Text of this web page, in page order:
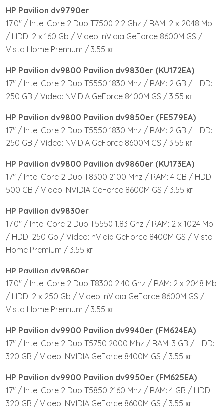
HP Pavilion dv9790er
17.0″ / Intel Core 2 Duo T7500 2.2 Ghz / RAM: 2 x 2048 Mb
/ HDD: 2 x 160 Gb / Video: nVidia GeForce 8600M GS /
Vista Home Premium / 3.55 кг
HP Pavilion dv9800 Pavilion dv9830er (KU172EA)
17″ / Intel Core 2 Duo T5550 1830 Mhz / RAM: 2 GB / HDD:
250 GB / Video: NVIDIA GeForce 8400M GS / 3.55 кг
HP Pavilion dv9800 Pavilion dv9850er (FE579EA)
17″ / Intel Core 2 Duo T5550 1830 Mhz / RAM: 2 GB / HDD:
250 GB / Video: NVIDIA GeForce 8600M GS / 3.55 кг
HP Pavilion dv9800 Pavilion dv9860er (KU173EA)
17″ / Intel Core 2 Duo T8300 2100 Mhz / RAM: 4 GB / HDD:
500 GB / Video: NVIDIA GeForce 8600M GS / 3.55 кг
HP Pavilion dv9830er
17.0″ / Intel Core 2 Duo T5550 1.83 Ghz / RAM: 2 x 1024 Mb
/ HDD: 250 Gb / Video: nVidia GeForce 8400M GS / Vista
Home Premium / 3.55 кг
HP Pavilion dv9860er
17.0″ / Intel Core 2 Duo T8300 2.40 Ghz / RAM: 2 x 2048 Mb
/ HDD: 2 x 250 Gb / Video: nVidia GeForce 8600M GS /
Vista Home Premium / 3.55 кг
HP Pavilion dv9900 Pavilion dv9940er (FM624EA)
17″ / Intel Core 2 Duo T5750 2000 Mhz / RAM: 3 GB / HDD:
320 GB / Video: NVIDIA GeForce 8400M GS / 3.55 кг
HP Pavilion dv9900 Pavilion dv9950er (FM625EA)
17″ / Intel Core 2 Duo T5850 2160 Mhz / RAM: 4 GB / HDD:
320 GB / Video: NVIDIA GeForce 8600M GS / 3.55 кг